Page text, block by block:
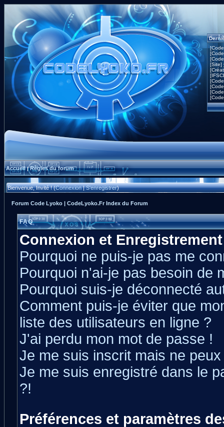
[Site]
Accueil|Règles du forum
Bienvenue, Invité ! (Connexion|S'enregistrer)
Forum Code Lyoko | CodeLyoko.Fr Index du Forum
FAQ
Connexion et Enregistrement
Pourquoi ne puis-je pas me
Pourquoi n'ai-je pas besoin de
Pourquoi suis-je déconnecté
Comment puis-je éviter que
liste des utilisateurs en ligne ?
J'ai perdu mon mot de passe !
Je me suis inscrit mais ne
Je me suis enregistré dans le
?!
Préférences et paramètres